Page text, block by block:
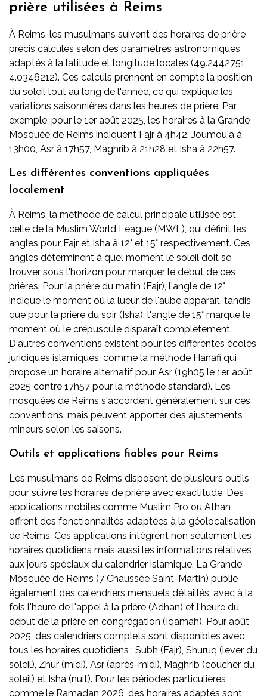
prière utilisées à Reims
À Reims, les musulmans suivent des horaires de prière
précis calculés selon des paramètres astronomiques
adaptés à la latitude et longitude locales (49.2442751,
4.0346212). Ces calculs prennent en compte la position
du soleil tout au long de l'année, ce qui explique les
variations saisonnières dans les heures de prière. Par
exemple, pour le 1er août 2025, les horaires à la Grande
Mosquée de Reims indiquent Fajr à 4h42, Joumou'a à
13h00, Asr à 17h57, Maghrib à 21h28 et Isha à 22h57.
Les différentes conventions appliquées
localement
À Reims, la méthode de calcul principale utilisée est
celle de la Muslim World League (MWL), qui définit les
angles pour Fajr et Isha à 12° et 15° respectivement. Ces
angles déterminent à quel moment le soleil doit se
trouver sous l'horizon pour marquer le début de ces
prières. Pour la prière du matin (Fajr), l'angle de 12°
indique le moment où la lueur de l'aube apparaît, tandis
que pour la prière du soir (Isha), l'angle de 15° marque le
moment où le crépuscule disparaît complètement.
D'autres conventions existent pour les différentes écoles
juridiques islamiques, comme la méthode Hanafi qui
propose un horaire alternatif pour Asr (19h05 le 1er août
2025 contre 17h57 pour la méthode standard). Les
mosquées de Reims s'accordent généralement sur ces
conventions, mais peuvent apporter des ajustements
mineurs selon les saisons.
Outils et applications fiables pour Reims
Les musulmans de Reims disposent de plusieurs outils
pour suivre les horaires de prière avec exactitude. Des
applications mobiles comme Muslim Pro ou Athan
offrent des fonctionnalités adaptées à la géolocalisation
de Reims. Ces applications intègrent non seulement les
horaires quotidiens mais aussi les informations relatives
aux jours spéciaux du calendrier islamique. La Grande
Mosquée de Reims (7 Chaussée Saint-Martin) publie
également des calendriers mensuels détaillés, avec à la
fois l'heure de l'appel à la prière (Adhan) et l'heure du
début de la prière en congrégation (Iqamah). Pour août
2025, des calendriers complets sont disponibles avec
tous les horaires quotidiens : Subh (Fajr), Shuruq (lever du
soleil), Zhur (midi), Asr (après-midi), Maghrib (coucher du
soleil) et Isha (nuit). Pour les périodes particulières
comme le Ramadan 2026, des horaires adaptés sont